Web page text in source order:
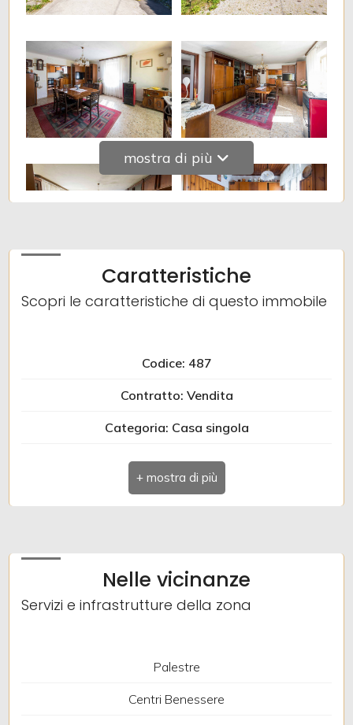
mostra di più
Caratteristiche
Scopri le caratteristiche di questo immobile
Codice: 487
Contratto: Vendita
Categoria: Casa singola
Indirizzo: VIA SREKOL KOSOVEL
Comune: Doberdò del Lago
Locali: 7
Nelle vicinanze
Servizi e infrastrutture della zona
Palestre
Centri Benessere